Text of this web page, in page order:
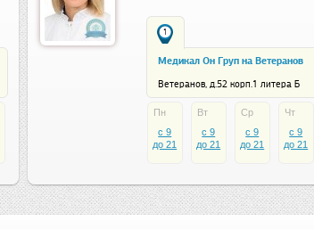
1
Медикал Он Груп на Ветеранов
Ветеранов, д.52 корп.1 литера Б
Пн
c 9
до 21
Вт
c 9
до 21
Ср
c 9
до 21
Чт
c 9
до 21